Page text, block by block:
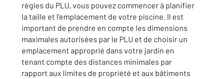
règles du PLU, vous pouvez commencer à planifier
la taille et l'emplacement de votre piscine. Il est
important de prendre en compte les dimensions
maximales autorisées par le PLU et de choisir un
emplacement approprié dans votre jardin en
tenant compte des distances minimales par
rapport aux limites de propriété et aux bâtiments